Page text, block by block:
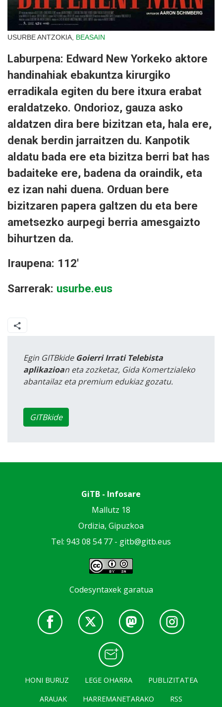
USURBE ANTZOKIA, BEASAIN
Laburpena: Edward New Yorkeko aktore
handinahiak ebakuntza kirurgiko
erradikala egiten du bere itxura erabat
eraldatzeko. Ondorioz, gauza asko
aldatzen dira bere bizitzan eta, hala ere,
denak berdin jarraitzen du. Kanpotik
aldatu bada ere eta bizitza berri bat has
badaiteke ere, badena da oraindik, eta
ez izan nahi duena. Orduan bere
bizitzaren papera galtzen du eta bere
ametsezko aurpegi berria amesgaizto
bihurtzen da.
Iraupena: 112'
Sarrerak: usurbe.eus
Egin GITBkide Goierri Irrati Telebista
aplikazioan eta zozketaz, Gida Komertzialeko
abantailaz eta premium edukiaz gozatu.
GITBkide
GiTB - Infosare
Mallutz 18
Ordizia, Gipuzkoa
Tel: 943 08 54 77 - gitb@gitb.eus
Codesyntaxek garatua
HONI BURUZ LEGE OHARRA
PUBLIZITATEA
ARAUAK
HARREMANETARAKO RSS